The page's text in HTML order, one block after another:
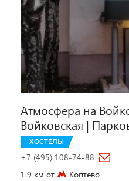
Атмосфера на
Войковская |
ХОСТЕЛЫ
+7 (495) 108-74-88
1.9 км от
Коптево